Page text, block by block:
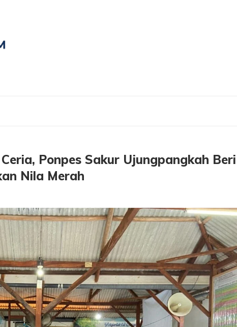
Ponpes Sakur Ujungpangkah Beri
Nila Merah